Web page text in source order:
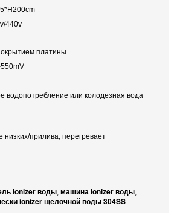
440v
платины
водопотребление или колодезная вода
низких/прилива, перегревает
ionizer воды, машина ionizer воды,
ionizer щелочной воды 304SS